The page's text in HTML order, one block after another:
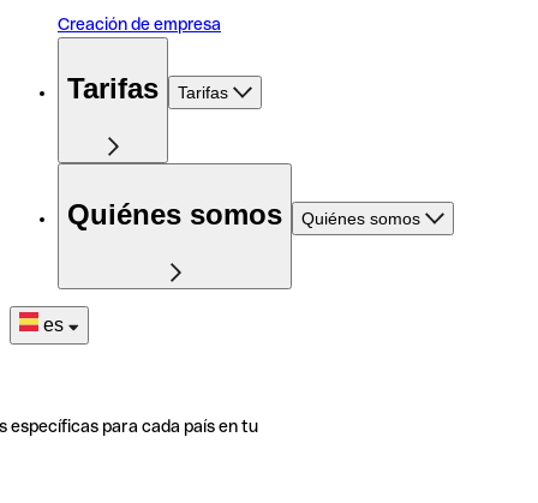
Creación de empresa
Tarifas Tarifas
Quiénes somos Quiénes somos
es
específicas para cada país en tu